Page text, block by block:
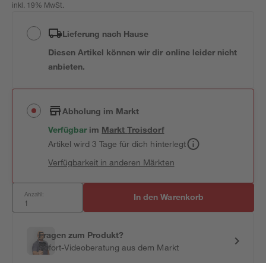
inkl. 19% MwSt.
Lieferung nach Hause
Diesen Artikel können wir dir online leider nicht
anbieten.
Abholung im Markt
Verfügbar im MarktTroisdorf
Artikel wird 3 Tage für dich hinterlegt
Verfügbarkeit in anderen Märkten
Anzahl: In den Warenkorb
Fragen zum Produkt?
Sofort-Videoberatung aus dem Markt